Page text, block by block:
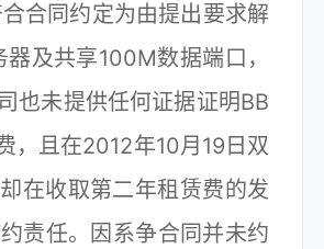
合同约定为由提出要求解
及共享100M数据端口，
也未提供任何证据证明BB
，且在2012年10月19日双
在收取第二年租赁费的发
责任。因系争合同并未约